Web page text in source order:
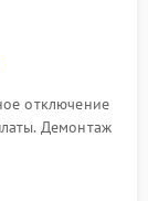
отключение
Демонтаж